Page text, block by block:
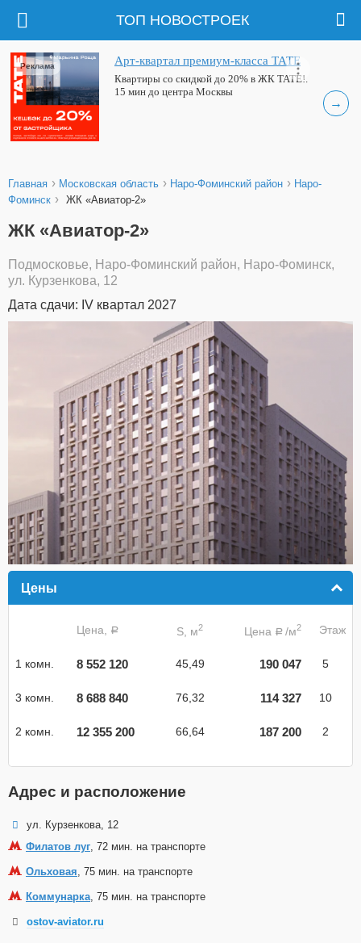
ТОП НОВОСТРОЕК
→
Арт-квартал премиум-класса ТАТЕ
Квартиры со скидкой до 20% в ЖК ТАТЕ!.
15 мин до центра Москвы
Реклама
Главная › Московская область › Наро-Фоминский район › Наро-
Фоминск › ЖК «Авиатор-2»
ЖК «Авиатор-2»
Подмосковье, Наро-Фоминский район, Наро-Фоминск,
ул. Курзенкова, 12
Дата сдачи: IV квартал 2027
Цены
Цена, a S, м2 Цена a /м2 Этаж
1 комн. 8 552 120 45,49 190 047 5
3 комн. 8 688 840 76,32 114 327 10
2 комн. 12 355 200 66,64 187 200 2
Адрес и расположение
ул. Курзенкова, 12
Филатов луг , 72 мин. на транспорте
Ольховая , 75 мин. на транспорте
Коммунарка , 75 мин. на транспорте
ostov-aviator.ru